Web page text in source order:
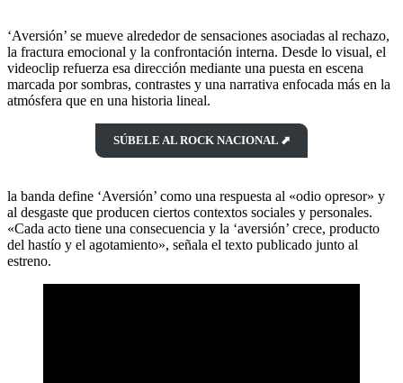
‘Aversión’ se mueve alrededor de sensaciones asociadas al rechazo,
la fractura emocional y la confrontación interna. Desde lo visual, el
videoclip refuerza esa dirección mediante una puesta en escena
marcada por sombras, contrastes y una narrativa enfocada más en la
atmósfera que en una historia lineal.
SÚBELE AL ROCK NACIONAL ⬈
la banda define ‘Aversión’ como una respuesta al «odio opresor» y
al desgaste que producen ciertos contextos sociales y personales.
«Cada acto tiene una consecuencia y la ‘aversión’ crece, producto
del hastío y el agotamiento», señala el texto publicado junto al
estreno.